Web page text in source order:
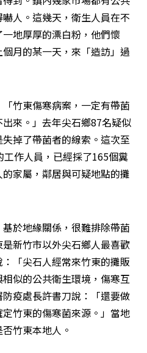
人。這幾天，衛生人員在不
地厚厚的漂白粉，他們懷
月的某一天，來「造訪」過
竹東傷寒病案，一定有帶菌
來。」去年尖石鄉87名疑似
掉了帶菌者的線索。這次至
作人員，已經採了165個糞
家屬，鄰居與可疑地點的攤
於地緣關係，很難排除帶菌
新竹市以外尖石鄉人最喜歡
「尖石人經常來竹東的攤販
似的公共衛生環境，傷寒互
疫處長許書刀說：「還要做
定竹東的傷寒菌來源。」當地
竹東本地人。